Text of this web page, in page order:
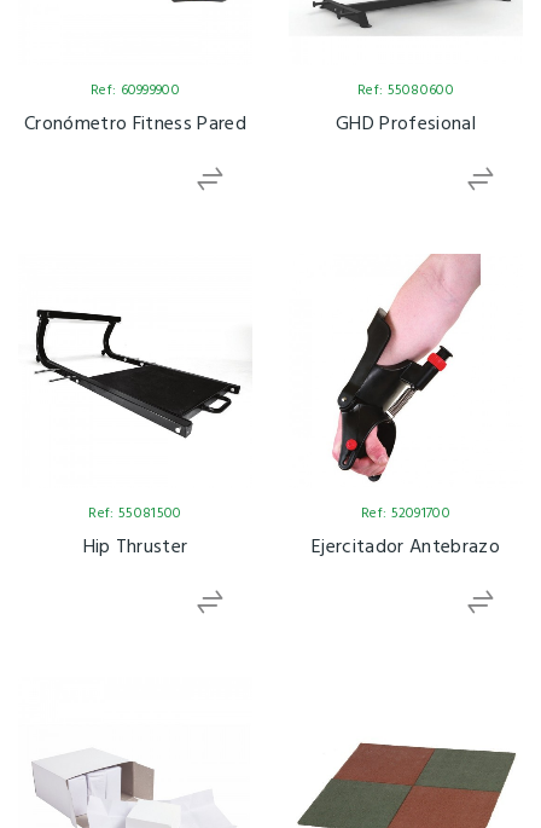
Ref: 60999900
Cronómetro Fitness Pared
Ref: 55080600
GHD Profesional
Ref: 55081500
Hip Thruster
Ref: 52091700
Ejercitador Antebrazo